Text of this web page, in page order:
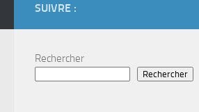
SUIVRE :
Rechercher
Rechercher